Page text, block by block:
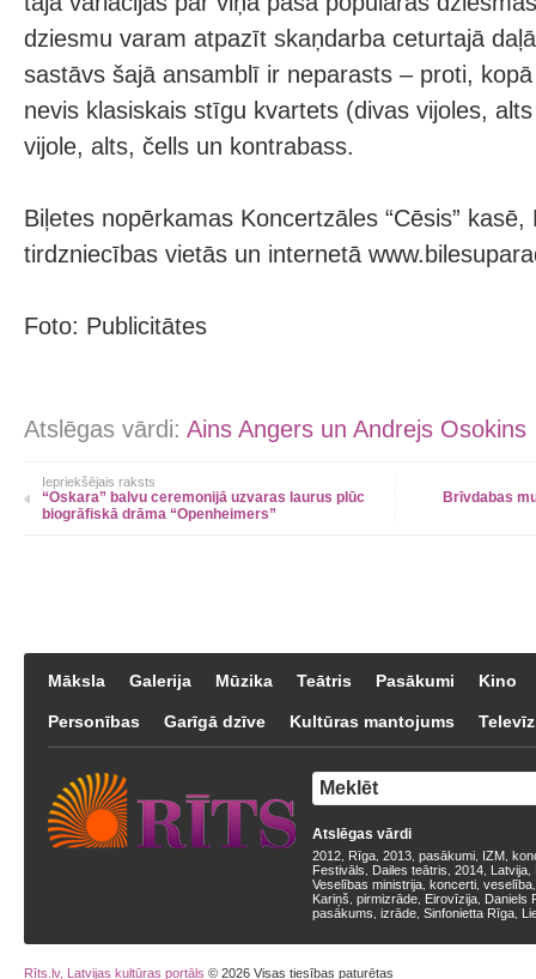
dziesmu varam atpazīt skaņdarba ceturtajā
sastāvs šajā ansamblī ir neparasts – proti,
nevis klasiskais stīgu kvartets (divas vijoles,
vijole, alts, čells un kontrabass.
Biļetes nopērkamas Koncertzāles “Cēsis”
tirdzniecības vietās un internetā
Foto: Publicitātes
Atslēgas vārdi: Ains Angers un Andrejs Osokins
Iepriekšējais raksts
“Oskara” balvu ceremonijā uzvaras laurus plūc
biogrāfiskā drāma “Openheimers”
Brīvdabas
Māksla Galerija Mūzika Teātris Pasākumi Kino
Personības Garīgā dzīve Kultūras mantojums
Atslēgas vārdi
2012 Rīga 2013 pasākumi IZM
Festivāls
Dailes teātris 2014 Latvija
Veselības ministrija koncerti veselība
Kariņš pirmizrāde Eirovīzija Daniels
pasākums izrāde Sinfonietta Rīga
Rīts.lv, Latvijas kultūras portāls © 2026 Visas tiesības paturētas